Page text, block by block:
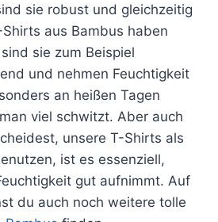
sie robust und gleichzeitig
aus Bambus haben
sie zum Beispiel
und nehmen Feuchtigkeit
an heißen Tagen
viel schwitzt. Aber auch
unsere T-Shirts als
ist es essenziell,
gut aufnimmt. Auf
du auch noch weitere tolle